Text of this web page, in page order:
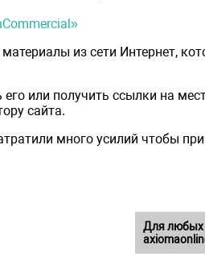
из сети Интернет,
или получить ссылки на
сайта.
много усилий чтобы
Для любых